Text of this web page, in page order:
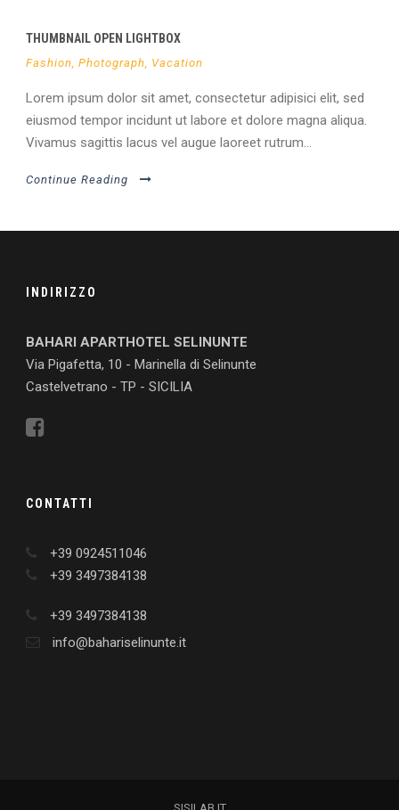
THUMBNAIL OPEN LIGHTBOX
Fashion, Photograph, Vacation
Lorem ipsum dolor sit amet, consectetur adipisici elit, sed
eiusmod tempor incidunt ut labore et dolore magna aliqua.
Vivamus sagittis lacus vel augue laoreet rutrum...
Continue Reading
INDIRIZZO
BAHARI APARTHOTEL SELINUNTE
Via Pigafetta, 10 - Marinella di Selinunte
Castelvetrano - TP - SICILIA
CONTATTI
+39 0924511046
+39 3497384138
+39 3497384138
info@bahariselinunte.it